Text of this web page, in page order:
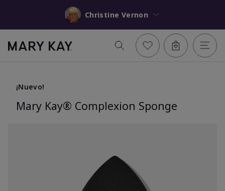
Christine Vernon
¡Nuevo!
Mary Kay® Complexion Sponge